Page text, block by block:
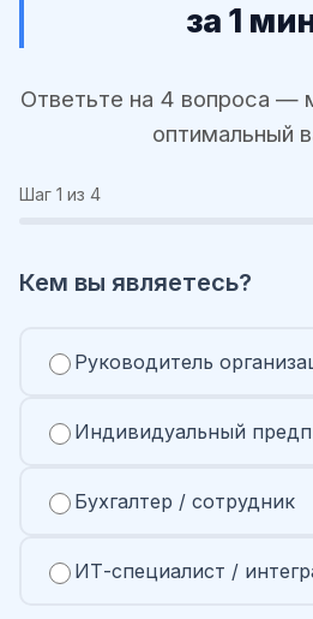
за 1
Ответьте на 4 вопроса —
оптимальный
Шаг 1 из 4
Кем вы являетесь?
Руководитель
Индивидуальный
Бухгалтер / сотрудник
ИТ-специалист /